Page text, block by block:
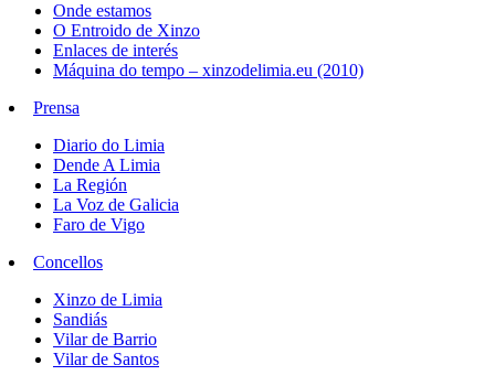
Onde estamos
O Entroido de Xinzo
Enlaces de interés
Máquina do tempo – xinzodelimia.eu (2010)
Prensa
Diario do Limia
Dende A Limia
La Región
La Voz de Galicia
Faro de Vigo
Concellos
Xinzo de Limia
Sandiás
Vilar de Barrio
Vilar de Santos